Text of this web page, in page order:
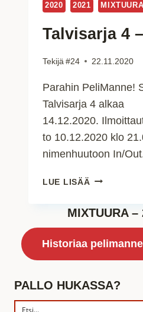
2020 2021 MIXTUURA
Talvisarja 4
Tekijä #24 22.11.2020
Parahin PeliManne!
Talvisarja 4 alkaa
14.12.2020.
to 10.12.2020 klo
nimenhuutoon In/
LUE LISÄÄ TALVISARJA
IN/OUT?
MIXTUURA –
Historiaa
PALLO HUKASSA?